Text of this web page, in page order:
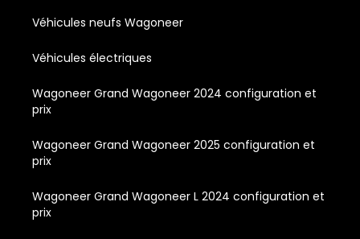
Véhicules neufs Wagoneer
Véhicules électriques
Wagoneer Grand Wagoneer 2024 configuration et
prix
Wagoneer Grand Wagoneer 2025 configuration et
prix
Wagoneer Grand Wagoneer L 2024 configuration et
prix